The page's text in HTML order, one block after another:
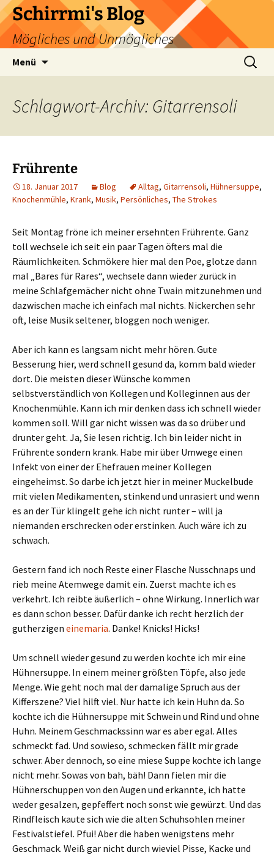
Zum
Inhalt
springen
Schirrmi's Blog
Mögliches und Unmögliches
Menü
Suchen
nach:
Schlagwort-Archiv: Gitarrensoli
Frührente
18. Januar 2017 Blog Alltag, Gitarrensoli, Hühnersuppe,
Knochenmühle, Krank, Musik, Persönliches, The Strokes
Seit Montag fröne ich meiner ersehnten Frührente. Ganz
toll wechsele ich seit ein paar Tagen öfters mal die
Räumlichkeiten. Schmökere hier mal den Poe, glotze dann
mal „Bares für Rares“, wechsele dann wieder zurück in
meine Schlafgemächer nicht ohne Twain mitzunehmen und
dazwischen mache ich einfach mal nichts. Nickerchen sehr
oft, leise Musik seltener, bloggen noch weniger.
Aber ich kann es langsam nicht mehr hören. Gute
Besserung hier, werd schnell gesund da, komm bald wieder
dort. Die meisten dieser Wünsche kommen
selbstverständlich von Kollegen und Kolleginnen aus der
Knochenmühle. Kann ich mir denken dass ich schnell wieder
kommen soll. Will gar nicht wissen was da so drüber und
drunter geht. Ja, Sie lesen richtig. Ich bin leider nicht in
Frührente sondern krank. Habe mir über Umwege einen
Infekt von einer der Ehefrauen meiner Kollegen
eingeheimst. So darbe ich jetzt hier in meiner Muckelbude
mit vielen Medikamenten, stinkend und unrasiert und wenn
es an der Tür klingelt gehe ich nicht runter – will ja
niemanden erschrecken oder erstinken. Auch wäre ich zu
schwach.
Gestern fand ich noch Reste einer Flasche Nusschnaps und
rieb meine Atemwege damit ein. Zuerst machte ich es
verkehrt. Ich reibte äußerlich – ohne Wirkung. Innerlich war
es dann schon besser. Dafür danke ich recht herzlich der
gutherzigen einemaria. Danke! Knicks! Hicks!
Um schnell wieder gesund zu werden kochte ich mir eine
Hühnersuppe. In einem meiner größten Töpfe, also jede
Menge. Wie geht noch mal der damalige Spruch aus der
Kifferszene? Viel hilft viel. Nur hatte ich kein Huhn da. So
kochte ich die Hühnersuppe mit Schwein und Rind und ohne
Huhn. Meinem Geschmackssinn war es aber egal. Alles
schmeckt fad. Und sowieso, schmecken fällt mir grade
schwer. Aber dennoch, so eine miese Suppe kochte ich lange
nicht mehr. Sowas von bah, bäh! Dann fielen mir die
Hühnerschuppen von den Augen und erkannte, ich hatte
weder gesalzen, gepfeffert noch sonst wie gewürzt. Und das
Rindfleisch kaute sich wie die alten Schuhsohlen meiner
Festivalstiefel. Pfui! Aber die haben wenigstens mehr
Geschmack. Weiß gar nicht durch wieviel Pisse, Kacke und